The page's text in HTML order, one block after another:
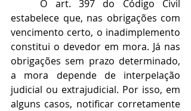
estabelece que, nas obrigações com
vencimento certo, o inadimplemento
constitui o devedor em mora. Já nas
obrigações sem prazo determinado,
a mora depende de interpelação
judicial ou extrajudicial. Por isso, em
alguns casos, notificar corretamente